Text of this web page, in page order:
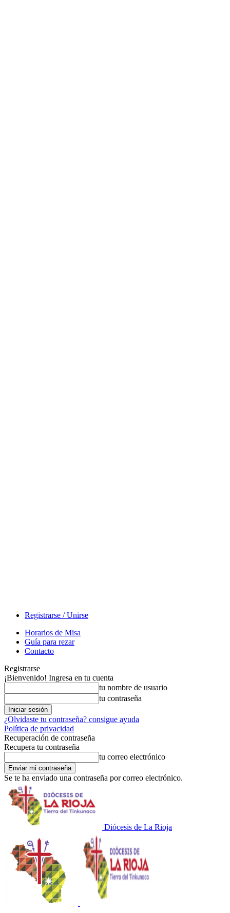
Registrarse / Unirse
Horarios de Misa
Guía para rezar
Contacto
Registrarse
¡Bienvenido! Ingresa en tu cuenta
tu nombre de usuario
tu contraseña
¿Olvidaste tu contraseña? consigue ayuda
Política de privacidad
Recuperación de contraseña
Recupera tu contraseña
tu correo electrónico
Se te ha enviado una contraseña por correo electrónico.
Diócesis de La Rioja